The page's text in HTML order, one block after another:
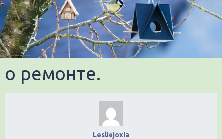
о ремонте.
Lesliejoxia